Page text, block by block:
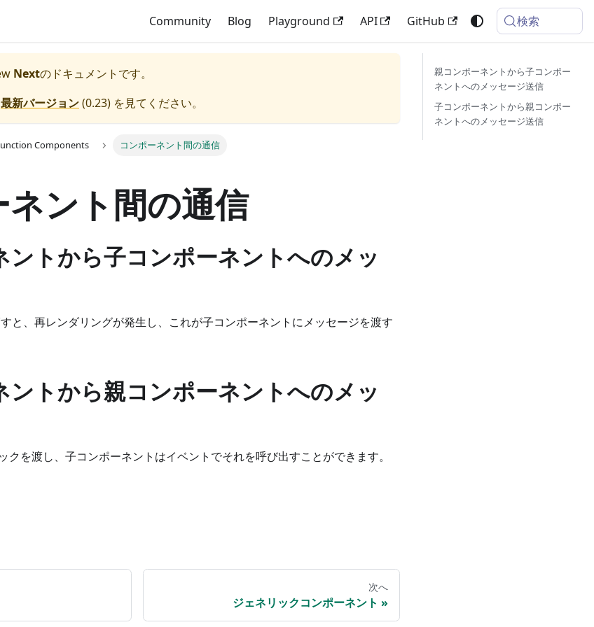
Community Blog Playground API GitHub 検索
Nextのドキュメントです。
最新バージョン(0.23) を見てください。
Components コンポーネント間の通信
ネント間の通信
ントから子コンポーネントへのメッ
と、再レンダリングが発生し、これが子コンポーネントにメッセージを渡す
ントから親コンポーネントへのメッ
を渡し、子コンポーネントはイベントでそれを呼び出すことができます。
次へ
ジェネリックコンポーネント
親コンポーネントから子コンポー
ネントへのメッセージ送信
子コンポーネントから親コンポー
ネントへのメッセージ送信